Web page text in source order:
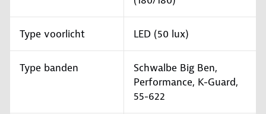
Type voorlicht LED (50 lux)
Type banden
Schwalbe Big Ben,
Performance, K-Guard,
55-622